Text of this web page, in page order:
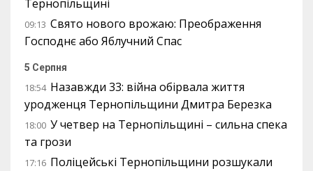
Тернопільщині
09:13 Свято нового врожаю: Преображення
Господнє або Яблучний Спас
5 Серпня
18:54 Назавжди 33: війна обірвала життя
уродженця Тернопільщини Дмитра Березка
18:00 У четвер на Тернопільщині – сильна спека
та грози
17:16 Поліцейські Тернопільщини розшукали